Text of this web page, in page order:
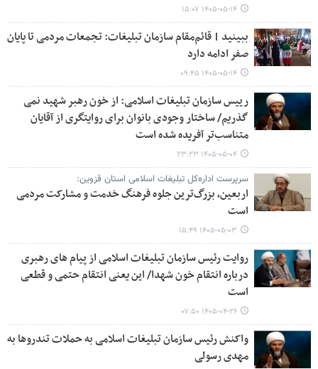
۱۴۰۵-۰۵-۱۴ ۱۵:۰۷
ببینید | قائم‌مقام سازمان تبلیغات: تجمعات مردمی تا پایان
صفر ادامه دارد
۱۴۰۵-۰۵-۱۴ ۰۹:۴۵
رییس سازمان تبلیغات اسلامی: از خون رهبر شهید نمی
گذریم/ ساختار وجودی بانوان برای روایتگری از آقایان
متناسب‌تر آفریده شده است
۱۴۰۵-۰۵-۰۴ ۲۳:۲۳
سرپرست اداره‌کل تبلیغات اسلامی استان قزوین:
اربعین، بزرگ‌ترین جلوه فرهنگ خدمت و مشارکت مردمی
است
۱۴۰۵-۰۵-۰۳ ۱۵:۴۹
روایت رئیس سازمان تبلیغات اسلامی از پیام های رهبری
درباره انتقام خون شهدا/ این یعنی انتقام حتمی و قطعی
است
۱۴۰۵-۰۴-۲۶ ۰۷:۵۰
واکنش رئیس سازمان تبلیغات اسلامی به حملات تندروها به
مهدی رسولی